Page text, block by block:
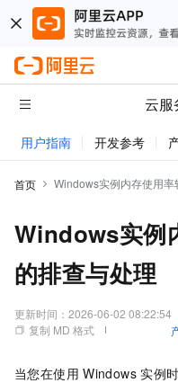
云服
用户指南 开发参考
首页 Windows实例内存使用
Windows实例
的排查与处理
更新时间： 2026-06-02 08:22:54
复制 MD 格式
当您在使用 Windows 实例